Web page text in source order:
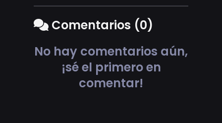
Comentarios (0)
No hay comentarios aún,
¡sé el primero en
comentar!